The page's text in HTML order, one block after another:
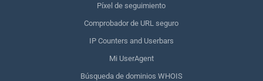
Píxel de seguimiento
Comprobador de URL seguro
IP Counters and Userbars
Mi UserAgent
Búsqueda de dominios WHOIS